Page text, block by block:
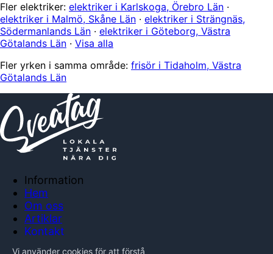
Fler elektriker: elektriker i Karlskoga, Örebro Län ·
elektriker i Malmö, Skåne Län · elektriker i Strängnäs,
Södermanlands Län · elektriker i Göteborg, Västra
Götalands Län · Visa alla
Fler yrken i samma område: frisör i Tidaholm, Västra
Götalands Län
Information
Hem
Om oss
Artiklar
Kontakt
Vi använder cookies för att förstå